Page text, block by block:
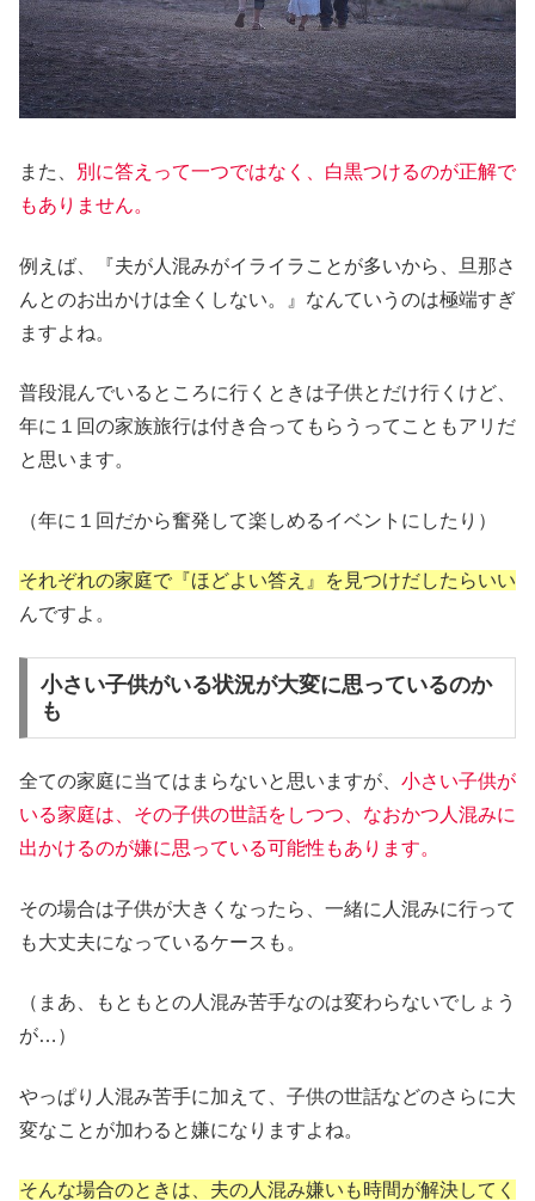
また、
別に答えって一つではなく、白黒つけるのが正解で
もありません。
例えば、『夫が人混みがイライラことが多いから、旦那さ
んとのお出かけは全くしない。』なんていうのは極端すぎ
ますよね。
普段混んでいるところに行くときは子供とだけ行くけど、
年に１回の家族旅行は付き合ってもらうってこともアリだ
と思います。
（年に１回だから奮発して楽しめるイベントにしたり）
それぞれの家庭で『ほどよい答え』を見つけだしたらいい
んですよ。
小さい子供がいる状況が大変に思っているのか
も
全ての家庭に当てはまらないと思いますが、 小さい子供が
いる家庭は、その子供の世話をしつつ、なおかつ人混みに
出かけるのが嫌に思っている可能性もあります。
その場合は子供が大きくなったら、一緒に人混みに行って
も大丈夫になっているケースも。
（まあ、もともとの人混み苦手なのは変わらないでしょう
が…）
やっぱり人混み苦手に加えて、子供の世話などのさらに大
変なことが加わると嫌になりますよね。
そんな場合のときは、夫の人混み嫌いも時間が解決してく